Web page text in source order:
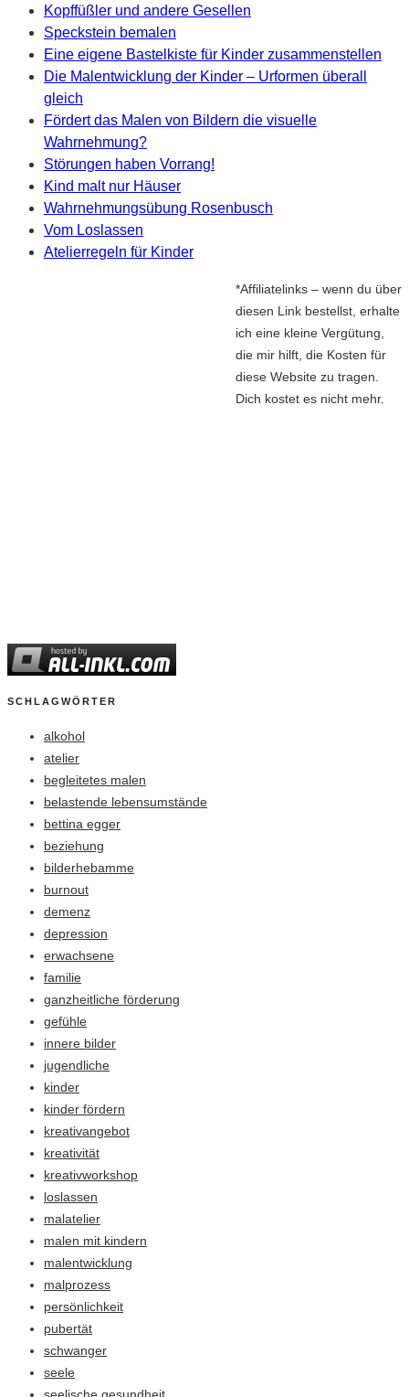
Kopffüßler und andere Gesellen
Speckstein bemalen
Eine eigene Bastelkiste für Kinder zusammenstellen
Die Malentwicklung der Kinder – Urformen überall
gleich
Fördert das Malen von Bildern die visuelle
Wahrnehmung?
Störungen haben Vorrang!
Kind malt nur Häuser
Wahrnehmungsübung Rosenbusch
Vom Loslassen
Atelierregeln für Kinder
*Affiliatelinks – wenn du über
diesen Link bestellst, erhalte
ich eine kleine Vergütung,
die mir hilft, die Kosten für
diese Website zu tragen.
Dich kostet es nicht mehr.
SCHLAGWÖRTER
alkohol
atelier
begleitetes malen
belastende lebensumstände
bettina egger
beziehung
bilderhebamme
burnout
demenz
depression
erwachsene
familie
ganzheitliche förderung
gefühle
innere bilder
jugendliche
kinder
kinder fördern
kreativangebot
kreativität
kreativworkshop
loslassen
malatelier
malen mit kindern
malentwicklung
malprozess
persönlichkeit
pubertät
schwanger
seele